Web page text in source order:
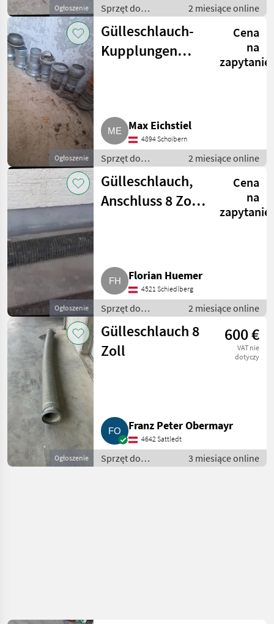
Ogłoszenie
Sprzęt do
nawożenia i
nawadniania /
Wąż - do
gnojowicy
2 miesiące online
Ogłoszenie
Gülleschlauch-
Kupplungen
Cena
na
zapytanie
Max Eichstiel
4894 Schoibern
Sprzęt do
nawożenia i
nawadniania /
Wąż - do
gnojowicy
2 miesiące online
Ogłoszenie
Gülleschlauch,
Anschluss 8 Zoll
Cena
na
zapytanie
Florian Huemer
4521 Schiedlberg
Sprzęt do
nawożenia i
nawadniania /
Wąż - do
gnojowicy
2 miesiące online
Ogłoszenie
Gülleschlauch 8
Zoll
600 €
VAT nie
dotyczy
Franz Peter Obermayr
4642 Sattledt
Sprzęt do
nawożenia i
3 miesiące online